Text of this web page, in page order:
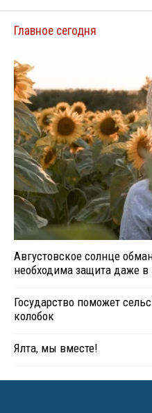
Главное сегодня
Августовское солнце
необходима защита даже в
Государство поможет
колобок
Ялта, мы вместе!